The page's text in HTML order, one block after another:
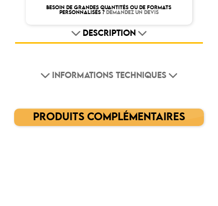
BESOIN DE GRANDES QUANTITÉS OU DE FORMATS
PERSONNALISÉS ? DEMANDEZ UN DEVIS
DESCRIPTION
INFORMATIONS TECHNIQUES
PRODUITS COMPLÉMENTAIRES